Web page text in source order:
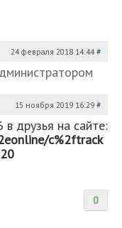
24 февраля 2018 14:44#
15 ноября 2019 16:29 #
︀д︀р︀у︀з︀ь︀я︀ ︀н︀а︀ ︀с︀а︀й︀т︀е︀:︀
c%2ftrack
0